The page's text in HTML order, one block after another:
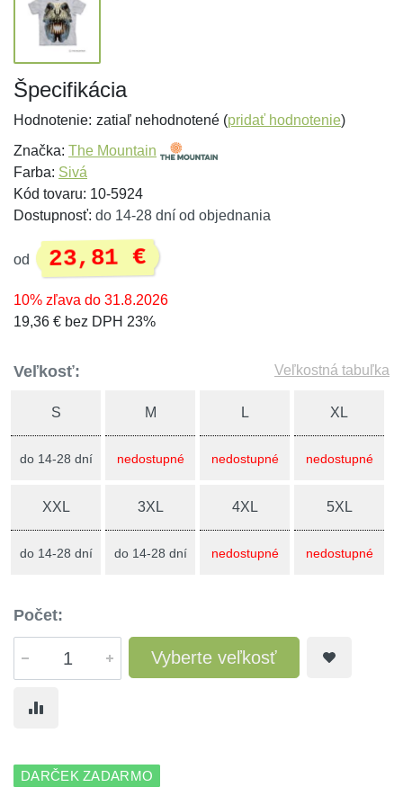
Špecifikácia
Hodnotenie: zatiaľ nehodnotené (pridať hodnotenie)
Značka: The Mountain
Farba: Sivá
Kód tovaru: 10-5924
Dostupnosť: do 14-28 dní od objednania
od 23,81 €
10% zľava do 31.8.2026
19,36 € bez DPH 23%
Veľkosť: Veľkostná tabuľka
S
do 14-28 dní
M
nedostupné
L
nedostupné
XL
nedostupné
XXL
do 14-28 dní
3XL
do 14-28 dní
4XL
nedostupné
5XL
nedostupné
Počet:
Vyberte veľkosť
DARČEK ZADARMO